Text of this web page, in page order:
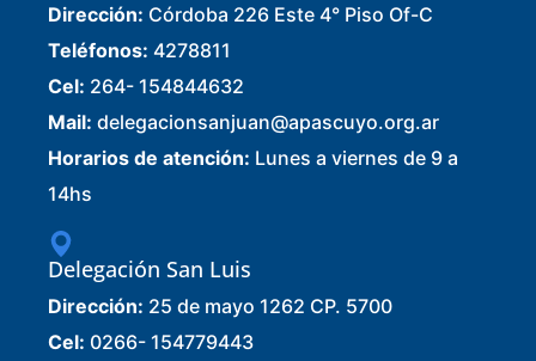
Dirección: Córdoba 226 Este 4° Piso Of-C
Teléfonos: 4278811
Cel: 264- 154844632
Mail: delegacionsanjuan@apascuyo.org.ar
Horarios de atención: Lunes a viernes de 9 a
14hs
Delegación San Luis
Dirección: 25 de mayo 1262 CP. 5700
Cel: 0266- 154779443